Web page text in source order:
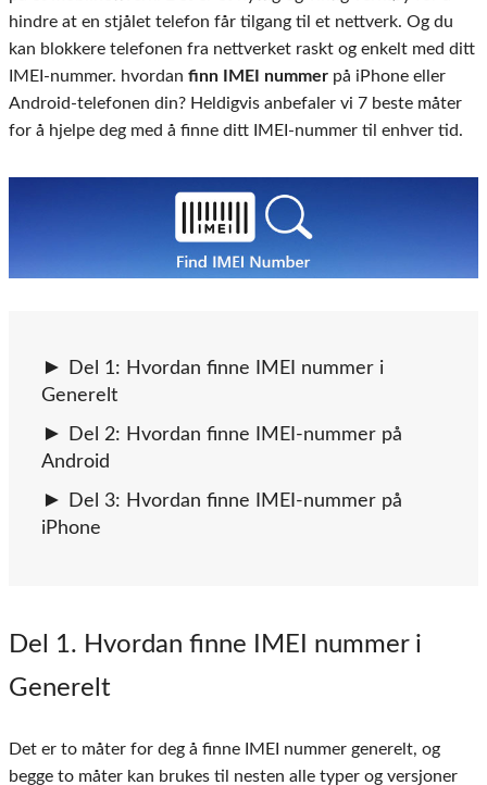
hindre at en stjålet telefon får tilgang til et nettverk. Og du
kan blokkere telefonen fra nettverket raskt og enkelt med ditt
IMEI-nummer. hvordan finn IMEI nummer på iPhone eller
Android-telefonen din? Heldigvis anbefaler vi 7 beste måter
for å hjelpe deg med å finne ditt IMEI-nummer til enhver tid.
Del 1: Hvordan finne IMEI nummer i
Generelt
Del 2: Hvordan finne IMEI-nummer på
Android
Del 3: Hvordan finne IMEI-nummer på
iPhone
Del 1. Hvordan finne IMEI nummer i
Generelt
Det er to måter for deg å finne IMEI nummer generelt, og
begge to måter kan brukes til nesten alle typer og versjoner